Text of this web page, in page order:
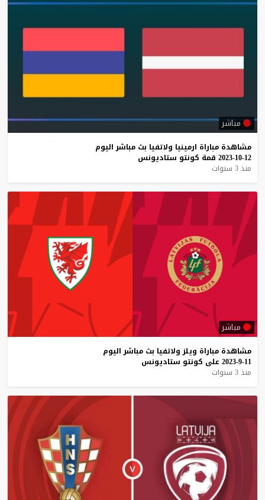
مباشر
مشاهدة مباراة ارمينيا ولاتفيا بث مباشر اليوم
12-10-2023
قمة كونتو ستاديونس
منذ 3 سنوات
مباشر
مشاهدة مباراة ويلز ولاتفيا بث مباشر اليوم
11-9-2023
على كونتو ستاديونس
منذ 3 سنوات